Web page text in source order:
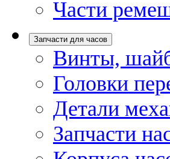
Части
Запчасти для часов
Винты,
Головки
Детали
Запчасти